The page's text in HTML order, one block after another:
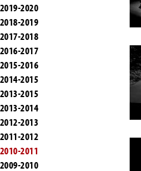
2019-2020
2018-2019
2017-2018
2016-2017
2015-2016
2014-2015
2013-2015
2013-2014
2012-2013
2011-2012
2010-2011
2009-2010